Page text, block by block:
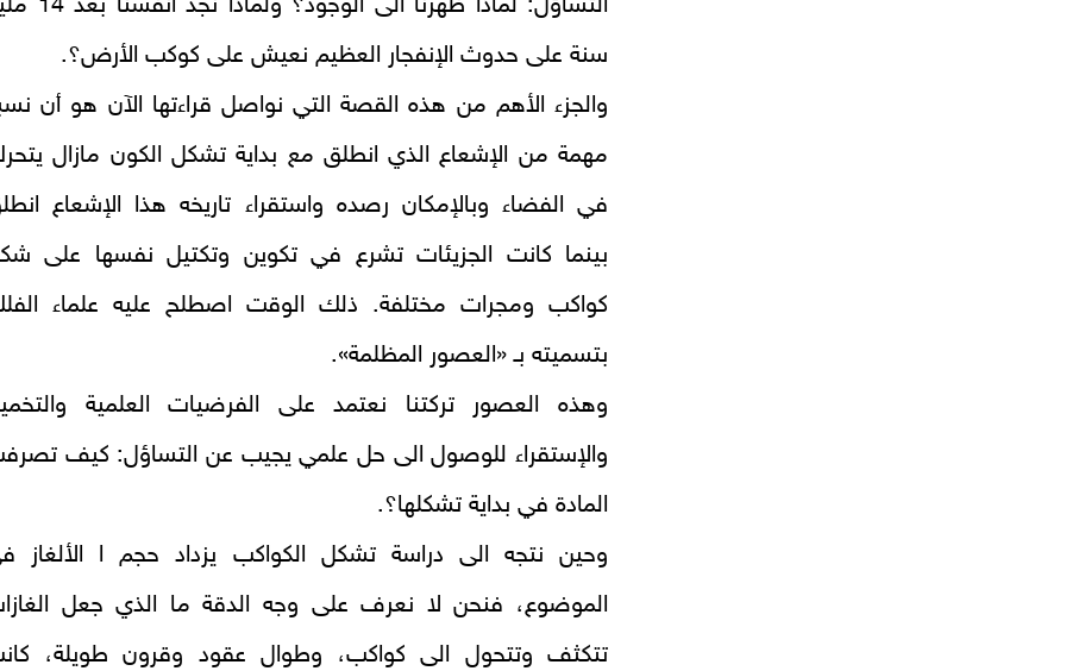
التساؤل: لماذا ظهرنا الى الوجود؟
سنة على حدوث الإنفجار العظيم نعيش على كوكب الأرض؟.
والجزء الأهم من هذه القصة التي نواصل قراءتها الآن هو أن
مهمة من الإشعاع الذي انطلق مع بداية تشكل الكون مازال
في الفضاء وبالإمكان رصده واستقراء تاريخه هذا الإشعاع
بينما كانت الجزيئات تشرع في تكوين وتكتيل نفسها على
كواكب ومجرات مختلفة. ذلك الوقت اصطلح عليه علماء
بتسميته بـ «العصور المظلمة».
وهذه العصور تركتنا نعتمد على الفرضيات العلمية
والإستقراء للوصول الى حل علمي يجيب عن التساؤل: كيف
المادة في بداية تشكلها؟.
وحين نتجه الى دراسة تشكل الكواكب يزداد حجم ا الألغاز
الموضوع، فنحن لا نعرف على وجه الدقة ما الذي جعل
تتكثف وتتحول الى كواكب، وطوال عقود وقرون طويلة،